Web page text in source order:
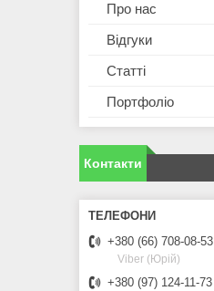
Про нас
Відгуки
Статті
Портфоліо
Контакти
+380 (66) 708-08-53
Viber (Юрій)
+380 (97) 124-11-73